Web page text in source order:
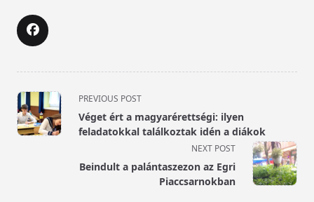
<span
class="nav-
subtitle
PREVIOUS POST
Véget ért a magyarérettségi: ilyen
feladatokkal találkoztak idén a diákok
NEXT POST
Beindult a palántaszezon az Egri
Piaccsarnokban